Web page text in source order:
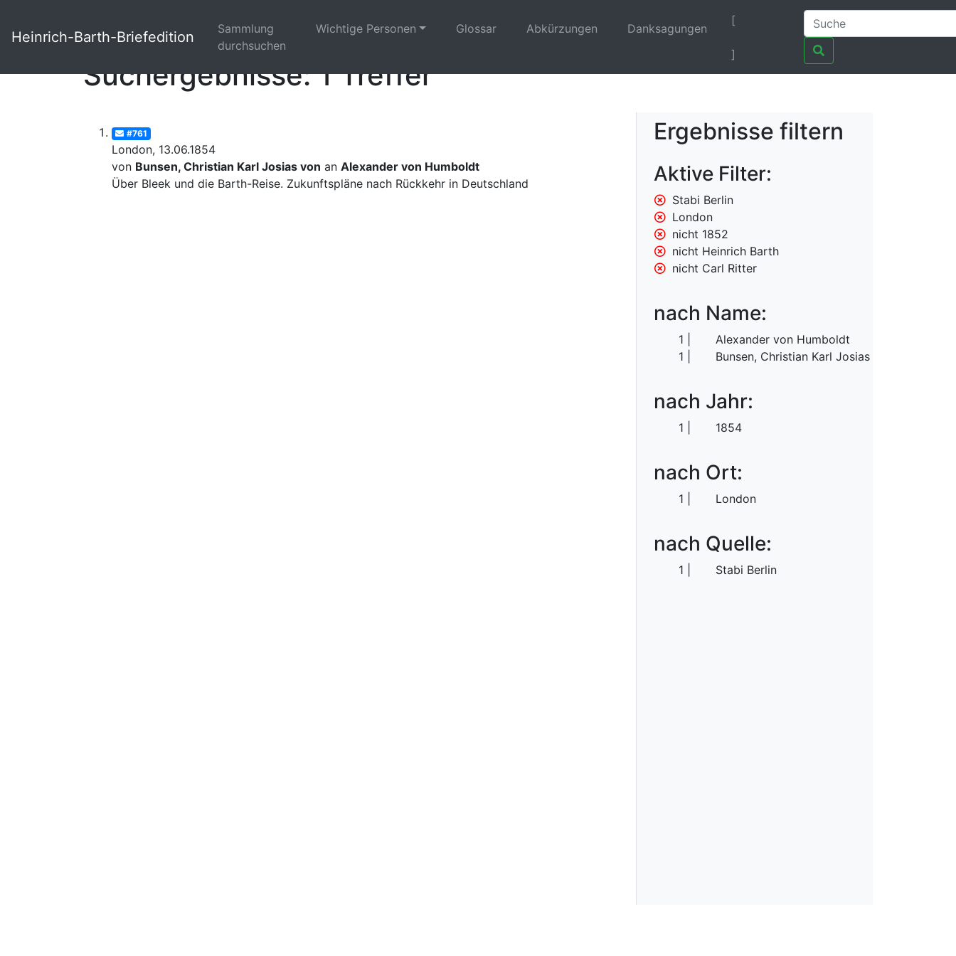
Heinrich-Barth-Briefedition
Sammlung
durchsuchen
Wichtige Personen Glossar Abkürzungen Danksagungen
[
]
Suchergebnisse: 1 Treffer
#761
London, 13.06.1854
von Bunsen, Christian Karl Josias von an Alexander von Humboldt
Über Bleek und die Barth-Reise. Zukunftspläne nach Rückkehr in Deutschland
Ergebnisse filtern
Aktive Filter:
Stabi Berlin
London
nicht 1852
nicht Heinrich Barth
nicht Carl Ritter
nach Name:
1
Alexander von Humboldt
1
Bunsen, Christian Karl Josias von
nach Jahr:
1 1854
nach Ort:
1 London
nach Quelle:
1 Stabi Berlin